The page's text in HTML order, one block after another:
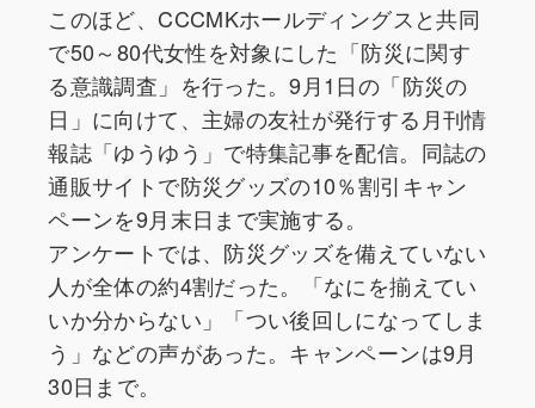
このほど、CCCMKホールディングスと共同
で50～80代女性を対象にした「防災に関す
る意識調査」を行った。9月1日の「防災の
日」に向けて、主婦の友社が発行する月刊情
報誌「ゆうゆう」で特集記事を配信。同誌の
通販サイトで防災グッズの10％割引キャン
ペーンを9月末日まで実施する。
アンケートでは、防災グッズを備えていない
人が全体の約4割だった。「なにを揃えてい
いか分からない」「つい後回しになってしま
う」などの声があった。キャンペーンは9月
30日まで。